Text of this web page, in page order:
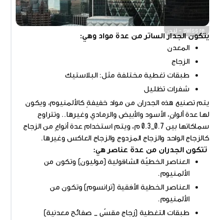
swiss re - لندن
يتكون الجدار الساتر من عدة مواد وهي:
المعدن
الزجاج
طبقات تغطية مختلفة مثل: البلاستيك
شفرات تظليل
يتم تصنيع هذه الجدران من مواد خفيفةٍ كالألمنيوم، ويكون
لها عدة ألوانٍ، الأسود والأبيض والرمادي وغيرها.. وتتراوح
سماكاتها بين 0.7_0.3 م، ويتم استخدام عدة أنواعٍ من الزجاج
كالزجاج الواحد والزجاج المزدوج والزجاج العاكس وغيرها.
تتكون الجدران من عدة عناصر هي:
العناصر الخطيّة الشاقولية (موليون) وتكون من
الألمنيوم.
العناصر الخطية الأفقية (ترانسوم) وتكون من
الألمنيوم.
طبقات التغطية (زجاج مقسّى _ صفائح معدنية)